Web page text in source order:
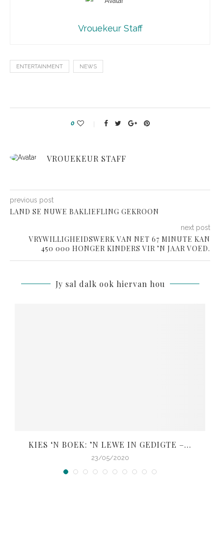
Vrouekeur Staff
ENTERTAINMENT NEWS
0
VROUEKEUR STAFF
previous post
LAND SE NUWE BAKLIEFLING GEKROON
next post
VRYWILLIGHEIDSWERK VAN NET 67 MINUTE KAN
450 000 HONGER KINDERS VIR ’N JAAR VOED.
Jy sal dalk ook hiervan hou
KIES ‘N BOEK: ’N LEWE IN GEDIGTE –...
23/05/2020